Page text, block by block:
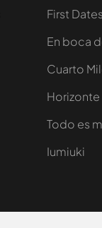
First Dates
En boca
Cuarto
Horizonte
Todo es
Iumiuki